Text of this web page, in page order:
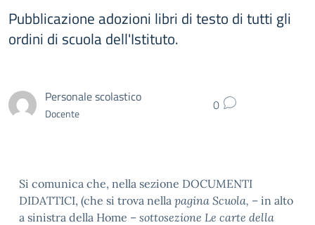
Pubblicazione adozioni libri di testo di tutti gli
ordini di scuola dell'Istituto.
Personale scolastico
Docente 0
Si comunica che, nella sezione DOCUMENTI
DIDATTICI, (che si trova nella pagina Scuola, – in alto
a sinistra della Home – sottosezione Le carte della